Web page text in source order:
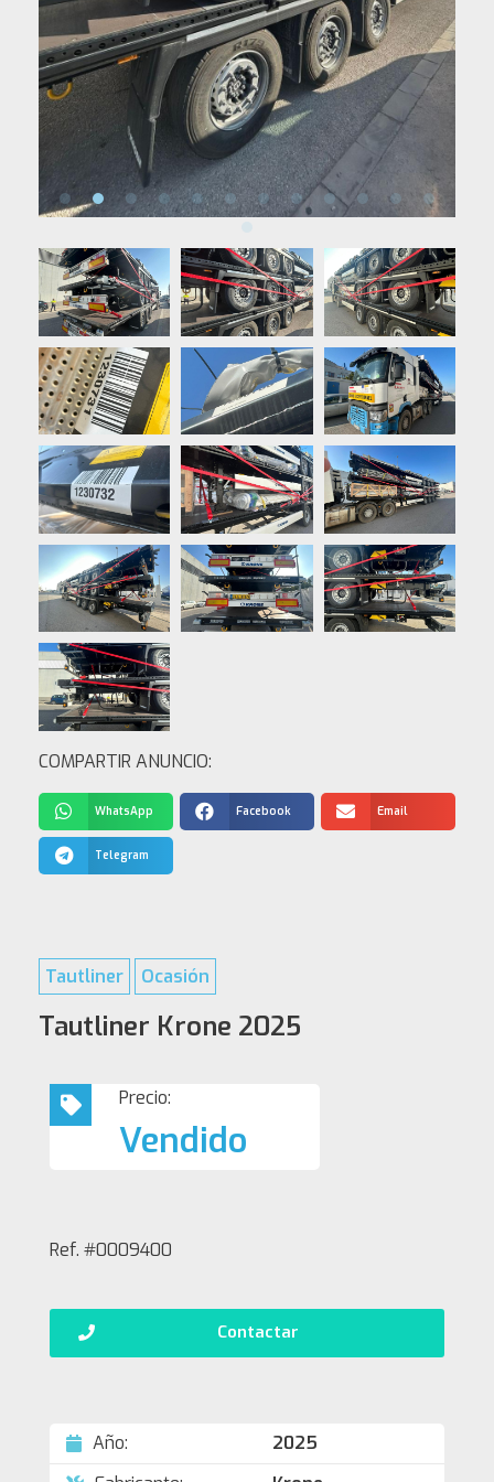
COMPARTIR ANUNCIO:
WhatsApp Facebook Email
Telegram
Tautliner Ocasión
Tautliner Krone 2025
Precio:
Vendido
Ref. #0009400
Contactar
Año:
2025